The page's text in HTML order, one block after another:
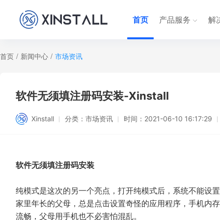
首页 产品服务 解
首页 / 新闻中心 / 市场资讯
软件无须填注册码安装-Xinstall
Xinstall 分类： 市场资讯 时间： 2021-06-10 16:17:29
软件无须填注册码安装
纯模式是这次的另一个亮点，打开纯模式后，系统不能设
家里年长的父母，总是点击设置奇怪的应用程序，手机内
流畅，父母用手机也不必害怕混乱。